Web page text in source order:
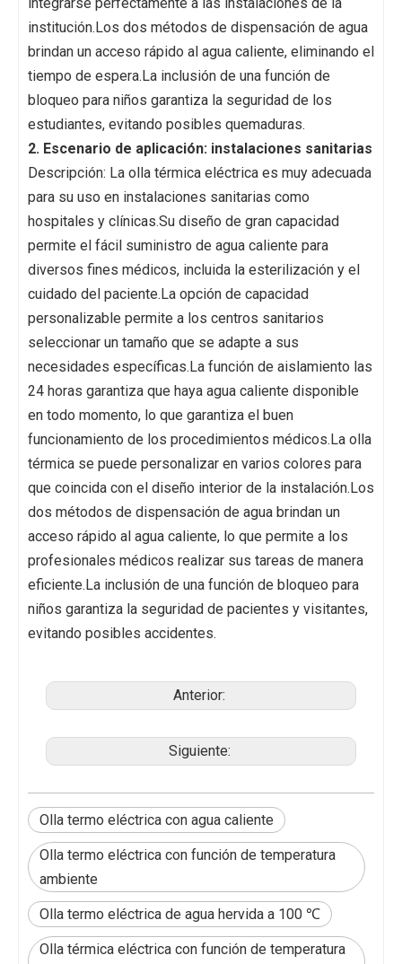
institución.Los dos métodos de dispensación de agua
brindan un acceso rápido al agua caliente, eliminando el
tiempo de espera.La inclusión de una función de
bloqueo para niños garantiza la seguridad de los
estudiantes, evitando posibles quemaduras.
2. Escenario de aplicación: instalaciones sanitarias
Descripción: La olla térmica eléctrica es muy adecuada
para su uso en instalaciones sanitarias como
hospitales y clínicas.Su diseño de gran capacidad
permite el fácil suministro de agua caliente para
diversos fines médicos, incluida la esterilización y el
cuidado del paciente.La opción de capacidad
personalizable permite a los centros sanitarios
seleccionar un tamaño que se adapte a sus
necesidades específicas.La función de aislamiento las
24 horas garantiza que haya agua caliente disponible
en todo momento, lo que garantiza el buen
funcionamiento de los procedimientos médicos.La olla
térmica se puede personalizar en varios colores para
que coincida con el diseño interior de la instalación.Los
dos métodos de dispensación de agua brindan un
acceso rápido al agua caliente, lo que permite a los
profesionales médicos realizar sus tareas de manera
eficiente.La inclusión de una función de bloqueo para
niños garantiza la seguridad de pacientes y visitantes,
evitando posibles accidentes.
Anterior:
Siguiente:
Olla termo eléctrica con agua caliente
Olla termo eléctrica con función de temperatura
ambiente
Olla termo eléctrica de agua hervida a 100 ℃
Olla térmica eléctrica con función de temperatura